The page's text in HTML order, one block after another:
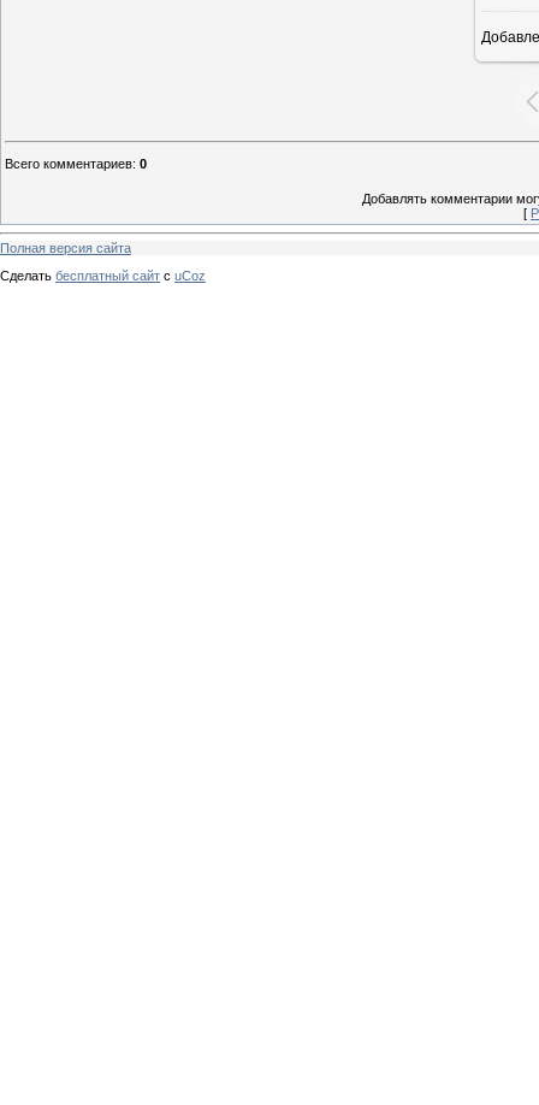
Всего комментариев: 0
Добавлять комментарии
[
Полная версия сайта
Сделать бесплатный сайт с uCoz